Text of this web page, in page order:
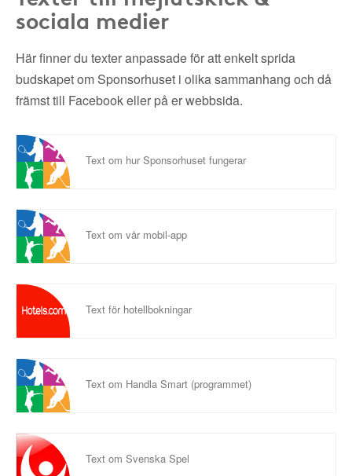
sociala medier
Här finner du texter anpassade för att enkelt sprida
budskapet om Sponsorhuset i olika sammanhang och då
främst till Facebook eller på er webbsida.
Text om hur Sponsorhuset fungerar
Text om vår mobil-app
Text för hotellbokningar
Text om Handla Smart (programmet)
Text om Svenska Spel